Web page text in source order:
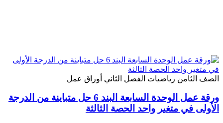
رياضيات الفصل الثاني أوراق عمل
ورقة عمل الوحدة السابعة البند 6 حل متباينة من الدرجة
في متغير واحد الحصة الثالثة